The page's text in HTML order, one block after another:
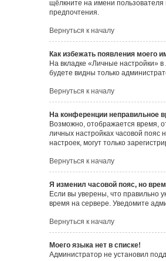
щёлкните на имени
предпочтения.
Вернуться к началу
Как избежать появления моего
На вкладке «Личные настройки»
будете видны только
Вернуться к началу
На конференции неправильное
Возможно, отображается время,
личных настройках часовой пояс
настроек, могут только
Вернуться к началу
Я изменил часовой пояс, но
Если вы уверены, что правильно
время на сервере. Уведомите
Вернуться к началу
Моего языка нет в списке!
Администратор не установил